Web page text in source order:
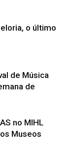
o último
de Música
de
no MIHL
Museos